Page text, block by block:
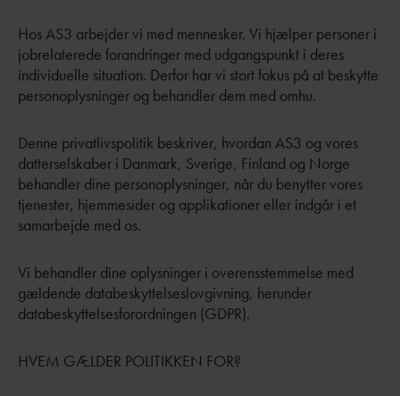
Hos AS3 arbejder vi med mennesker. Vi hjælper personer i
jobrelaterede forandringer med udgangspunkt i deres
individuelle situation. Derfor har vi stort fokus på at beskytte
personoplysninger og behandler dem med omhu.
Denne privatlivspolitik beskriver, hvordan AS3 og vores
datterselskaber i Danmark, Sverige, Finland og Norge
behandler dine personoplysninger, når du benytter vores
tjenester, hjemmesider og applikationer eller indgår i et
samarbejde med os.
Vi behandler dine oplysninger i overensstemmelse med
gældende databeskyttelseslovgivning, herunder
databeskyttelsesforordningen (GDPR).
HVEM GÆLDER POLITIKKEN FOR?